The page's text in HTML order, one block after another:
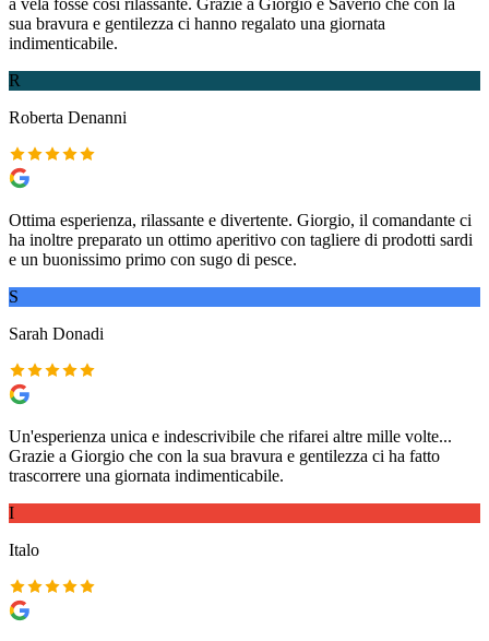
sua bravura e gentilezza ci hanno regalato una giornata
indimenticabile.
R
Roberta Denanni
Ottima esperienza, rilassante e divertente. Giorgio, il comandante ci
ha inoltre preparato un ottimo aperitivo con tagliere di prodotti sardi
e un buonissimo primo con sugo di pesce.
S
Sarah Donadi
Un'esperienza unica e indescrivibile che rifarei altre mille volte...
Grazie a Giorgio che con la sua bravura e gentilezza ci ha fatto
trascorrere una giornata indimenticabile.
I
Italo